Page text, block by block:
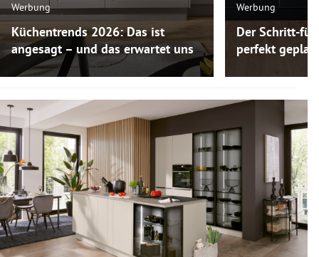
Werbung
Küchentrends 2026: Das ist
angesagt – und das erwartet uns
Werbung
Der Schritt-
perfekt